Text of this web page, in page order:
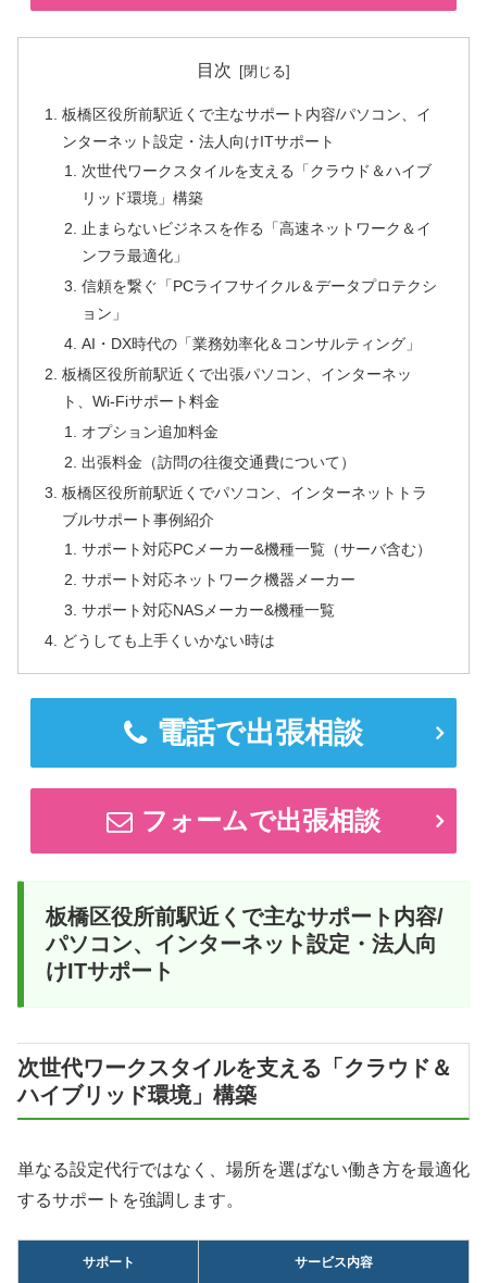
目次
板橋区役所前駅近くで主なサポート内容/パソコン、イ
ンターネット設定・法人向けITサポート
次世代ワークスタイルを支える「クラウド＆ハイブ
リッド環境」構築
止まらないビジネスを作る「高速ネットワーク＆イ
ンフラ最適化」
信頼を繋ぐ「PCライフサイクル＆データプロテクシ
ョン」
AI・DX時代の「業務効率化＆コンサルティング」
板橋区役所前駅近くで出張パソコン、インターネッ
ト、Wi-Fiサポート料金
オプション追加料金
出張料金（訪問の往復交通費について）
板橋区役所前駅近くでパソコン、インターネットトラ
ブルサポート事例紹介
サポート対応PCメーカー&機種一覧（サーバ含む）
サポート対応ネットワーク機器メーカー
サポート対応NASメーカー&機種一覧
どうしても上手くいかない時は
電話で出張相談
フォームで出張相談
板橋区役所前駅近くで主なサポート内容/
パソコン、インターネット設定・法人向
けITサポート
次世代ワークスタイルを支える「クラウド＆
ハイブリッド環境」構築
単なる設定代行ではなく、場所を選ばない働き方を最適化
するサポートを強調します。
サポート サービス内容